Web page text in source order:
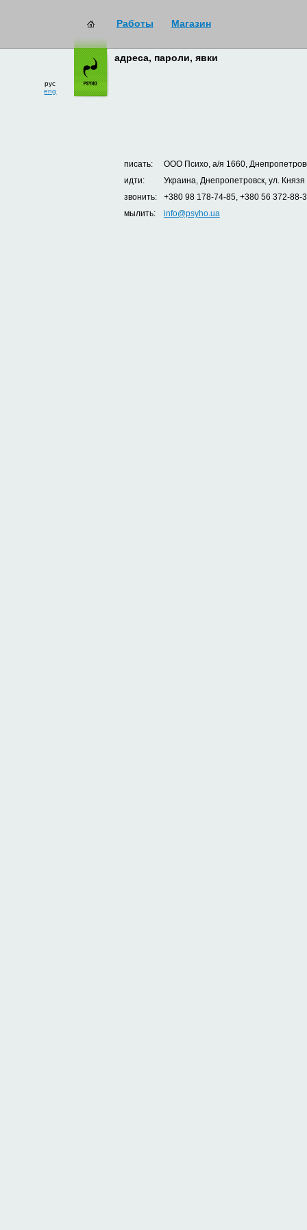
Работы Магазин
рус
eng
адреса, пароли, явки
писать:
ООО Психо, а/я 1660,
идти:
Украина, Днепропетровск, ул.
звонить:
+380 98 178-74-85, +380 56 372-88-
мылить:
info@psyho.ua